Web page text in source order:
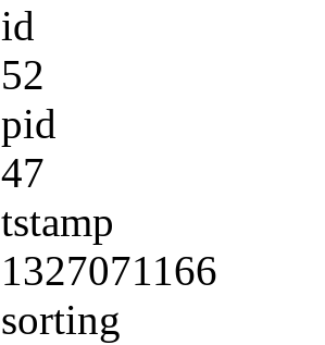
id
52
pid
47
tstamp
1327071166
sorting